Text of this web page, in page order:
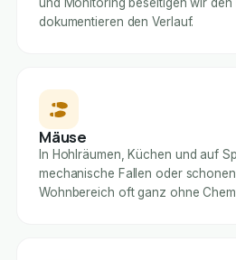
und Monitoring beseitigen wir den
dokumentieren den Verlauf.
Mäuse
In Hohlräumen, Küchen und auf
mechanische Fallen oder
Wohnbereich oft ganz ohne